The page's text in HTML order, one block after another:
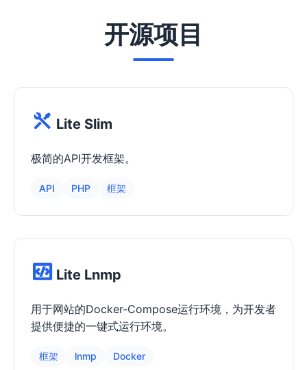
开源项目
Lite Slim
极简的API开发框架。
API PHP 框架
Lite Lnmp
用于网站的Docker-Compose运行环境，为开发者
提供便捷的一键式运行环境。
框架 lnmp Docker